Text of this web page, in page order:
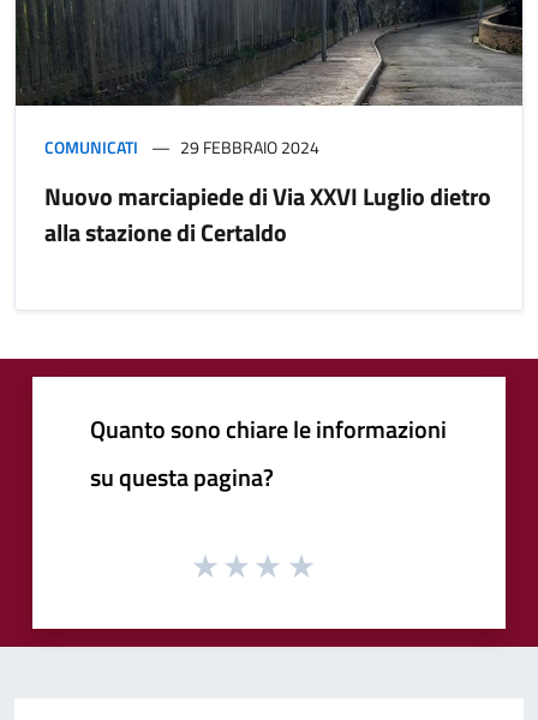
COMUNICATI 29 FEBBRAIO 2024
Nuovo marciapiede di Via XXVI Luglio dietro
alla stazione di Certaldo
Quanto sono chiare le informazioni
su questa pagina?